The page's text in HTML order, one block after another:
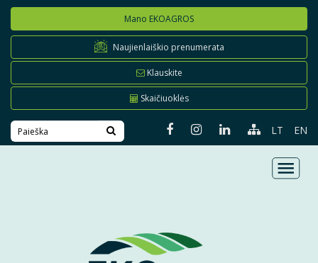
Mano EKOAGROS
Naujienlaiškio prenumerata
Klauskite
Skaičiuoklės
LT EN